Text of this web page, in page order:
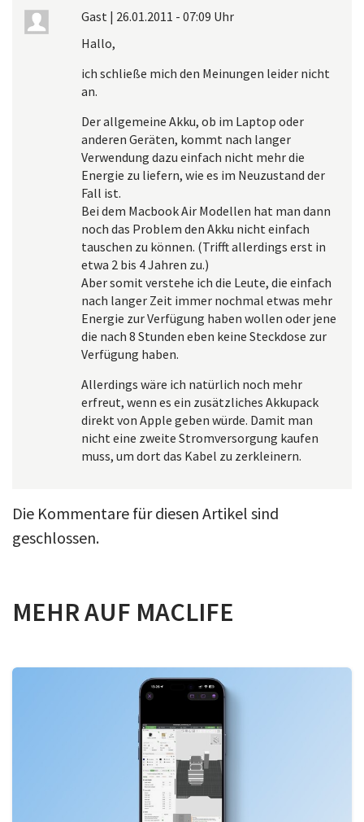
Gast | 26.01.2011 - 07:09 Uhr
Hallo,
ich schließe mich den Meinungen leider nicht
an.
Der allgemeine Akku, ob im Laptop oder
anderen Geräten, kommt nach langer
Verwendung dazu einfach nicht mehr die
Energie zu liefern, wie es im Neuzustand der
Fall ist.
Bei dem Macbook Air Modellen hat man dann
noch das Problem den Akku nicht einfach
tauschen zu können. (Trifft allerdings erst in
etwa 2 bis 4 Jahren zu.)
Aber somit verstehe ich die Leute, die einfach
nach langer Zeit immer nochmal etwas mehr
Energie zur Verfügung haben wollen oder jene
die nach 8 Stunden eben keine Steckdose zur
Verfügung haben.
Allerdings wäre ich natürlich noch mehr
erfreut, wenn es ein zusätzliches Akkupack
direkt von Apple geben würde. Damit man
nicht eine zweite Stromversorgung kaufen
muss, um dort das Kabel zu zerkleinern.
Die Kommentare für diesen Artikel sind
geschlossen.
MEHR AUF MACLIFE